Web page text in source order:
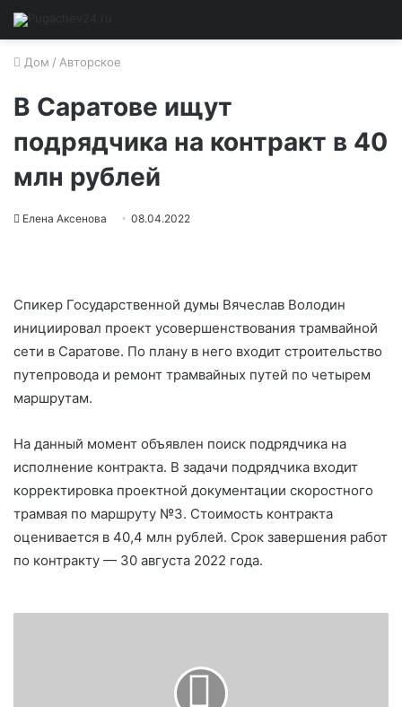
Дом / Авторское
В Саратове ищут
подрядчика на контракт в 40
млн рублей
Елена Аксенова 08.04.2022
Спикер Государственной думы Вячеслав Володин
инициировал проект усовершенствования трамвайной
сети в Саратове. По плану в него входит строительство
путепровода и ремонт трамвайных путей по четырем
маршрутам.
На данный момент объявлен поиск подрядчика на
исполнение контракта. В задачи подрядчика входит
корректировка проектной документации скоростного
трамвая по маршруту №3. Стоимость контракта
оценивается в 40,4 млн рублей. Срок завершения работ
по контракту — 30 августа 2022 года.